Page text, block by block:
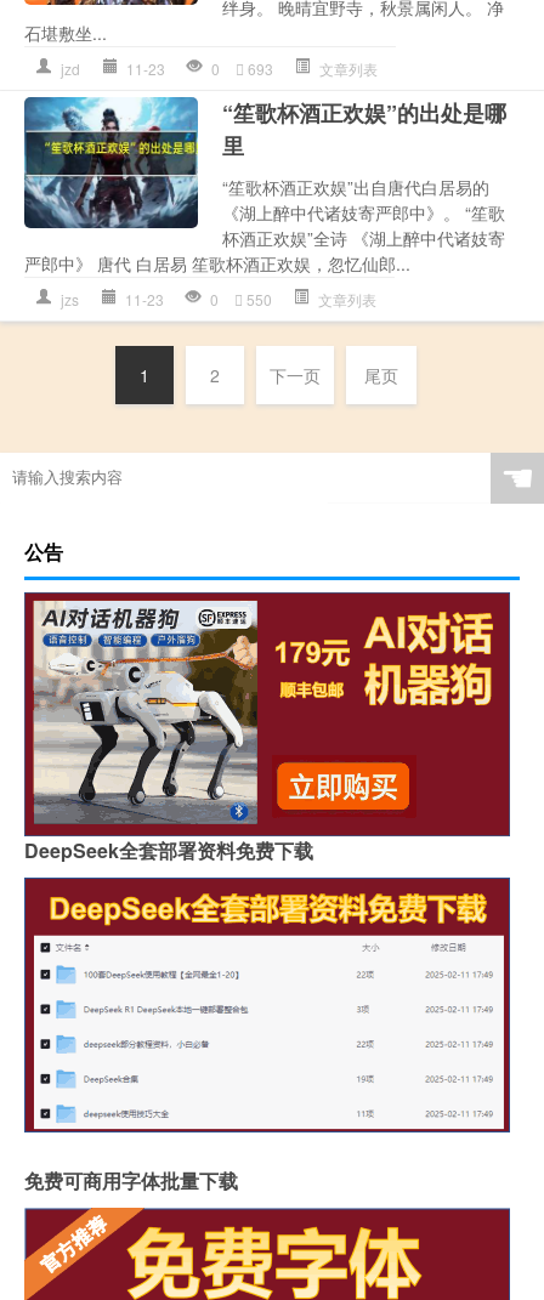
绊身。 晚晴宜野寺，秋景属闲人。 净
石堪敷坐...
jzd 11-23 0 693 文章列表
“笙歌杯酒正欢娱”的出处是哪
里
“笙歌杯酒正欢娱”出自唐代白居易的
《湖上醉中代诸妓寄严郎中》。 “笙歌
杯酒正欢娱”全诗 《湖上醉中代诸妓寄
严郎中》 唐代 白居易 笙歌杯酒正欢娱，忽忆仙郎...
jzs 11-23 0 550 文章列表
1 2 下一页 尾页
☚
公告
DeepSeek全套部署资料免费下载
免费可商用字体批量下载